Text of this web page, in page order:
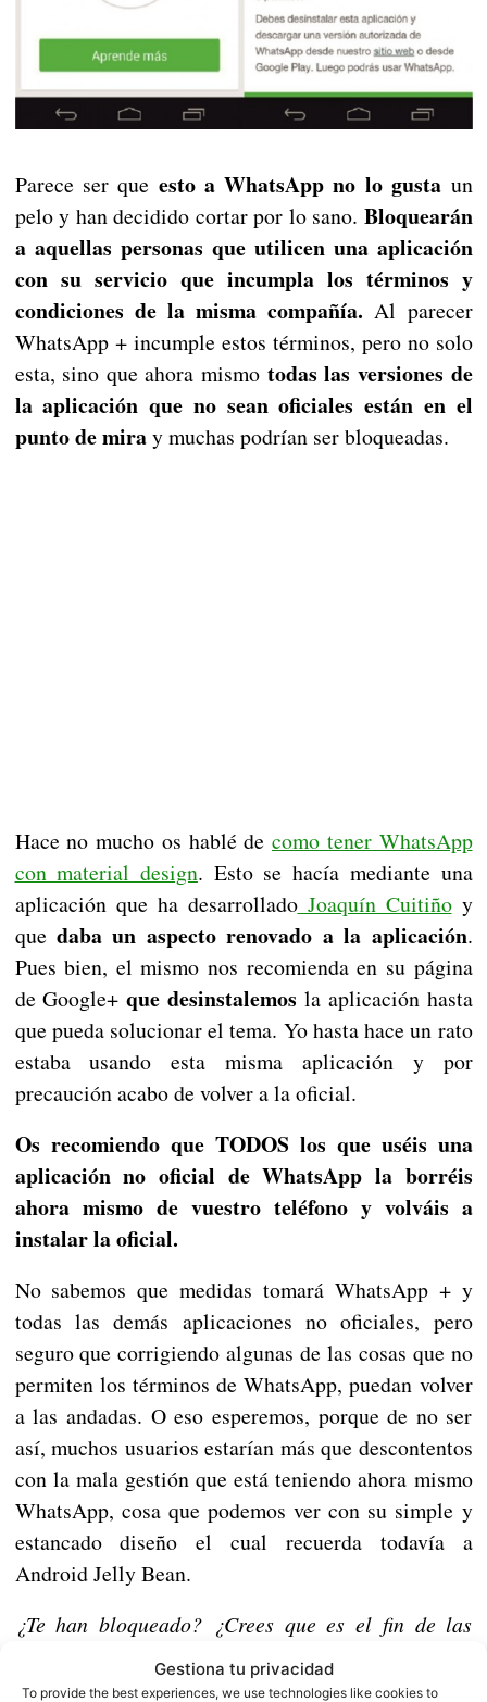
Gestiona tu privacidad
To provide the best experiences, we use technologies like cookies to
Parece ser que esto a WhatsApp no lo gusta un
pelo y han decidido cortar por lo sano. Bloquearán
a aquellas personas que utilicen una aplicación
con su servicio que incumpla los términos y
condiciones de la misma compañía. Al parecer
WhatsApp + incumple estos términos, pero no solo
esta, sino que ahora mismo todas las versiones de
la aplicación que no sean oficiales están en el
punto de miray muchas podrían ser bloqueadas.
Hace no mucho os hablé de como tener WhatsApp
con material design. Esto se hacía mediante una
aplicación que ha desarrolladoJoaquín Cuitiñoy
que daba un aspecto renovado a la aplicación.
Pues bien, el mismo nos recomienda en su página
de Google+que desinstalemos la aplicación hasta
que pueda solucionar el tema. Yo hasta hace un rato
estaba usando esta misma aplicación y por
precaución acabo de volver a la oficial.
Os recomiendo que TODOS los que uséis una
aplicación no oficial de WhatsApp la borréis
ahora mismo de vuestro teléfono y volváis a
instalar la oficial.
No sabemos que medidas tomará WhatsApp + y
todas las demás aplicaciones no oficiales, pero
seguro que corrigiendo algunas de las cosas que no
permiten los términos de WhatsApp, puedan volver
a las andadas. O eso esperemos, porque de no ser
así, muchos usuarios estarían más que descontentos
con la mala gestión que está teniendo ahora mismo
WhatsApp, cosa que podemos ver con su simple y
estancado diseño el cual recuerda todavía a
Android Jelly Bean.
¿Te han bloqueado? ¿Crees que es el fin de las
aplicaciones no oficiales para usar el servicio de
mensajería?